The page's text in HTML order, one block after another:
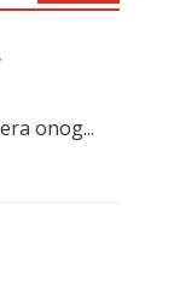
onog...